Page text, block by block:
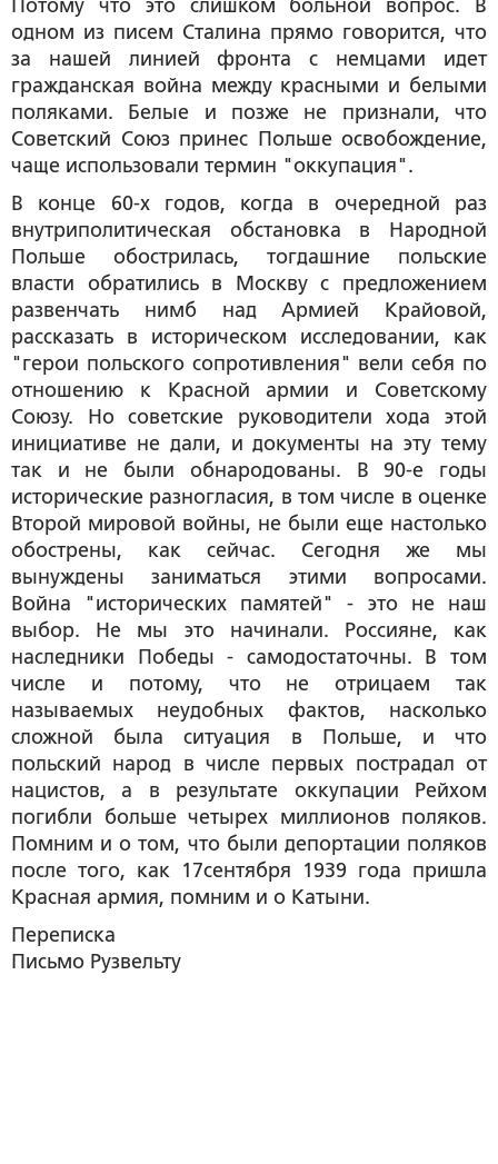
Потому что это слишком больной вопрос. В
одном из писем Сталина прямо говорится, что
за нашей линией фронта с немцами идет
гражданская война между красными и белыми
поляками. Белые и позже не признали, что
Советский Союз принес Польше освобождение,
чаще использовали термин "оккупация".
В конце 60-х годов, когда в очередной раз
внутриполитическая обстановка в Народной
Польше обострилась, тогдашние польские
власти обратились в Москву с предложением
развенчать нимб над Армией Крайовой,
рассказать в историческом исследовании, как
"герои польского сопротивления" вели себя по
отношению к Красной армии и Советскому
Союзу. Но советские руководители хода этой
инициативе не дали, и документы на эту тему
так и не были обнародованы. В 90-е годы
исторические разногласия, в том числе в оценке
Второй мировой войны, не были еще настолько
обострены, как сейчас. Сегодня же мы
вынуждены заниматься этими вопросами.
Война "исторических памятей" - это не наш
выбор. Не мы это начинали. Россияне, как
наследники Победы - самодостаточны. В том
числе и потому, что не отрицаем так
называемых неудобных фактов, насколько
сложной была ситуация в Польше, и что
польский народ в числе первых пострадал от
нацистов, а в результате оккупации Рейхом
погибли больше четырех миллионов поляков.
Помним и о том, что были депортации поляков
после того, как 17сентября 1939 года пришла
Красная армия, помним и о Катыни.
Переписка
Письмо Рузвельту